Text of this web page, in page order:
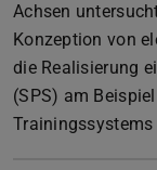
Achsen
Konzeption von
die Realisierung
(SPS) am
Trainingssystems